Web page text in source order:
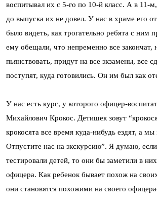
воспитывал их с 5-го по 10-й класс. А в 11-
до выпуска их не довел. У нас в храме его
было видеть, как трогательно ребята с ним
ему обещали, что непременно все закончат,
пьянствовать, придут на все экзамены, все
поступят, куда готовились. Он им был как
У нас есть курс, у которого офицер-
Михайлович Крокос. Детишек зовут
крокосята все время куда-нибудь ездят, а
Отпустите нас на экскурсию”. Я думаю,
тестировали детей, то они бы заметили в
офицера. Как ребенок бывает похож на
они становятся похожими на своего